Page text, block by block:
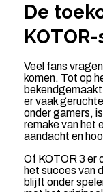
De
Veel fans
komen. Tot op
er vaak
onder gamers,
remake van het
aandacht en
Of KOTOR 3 er
het succes van
blijft onder